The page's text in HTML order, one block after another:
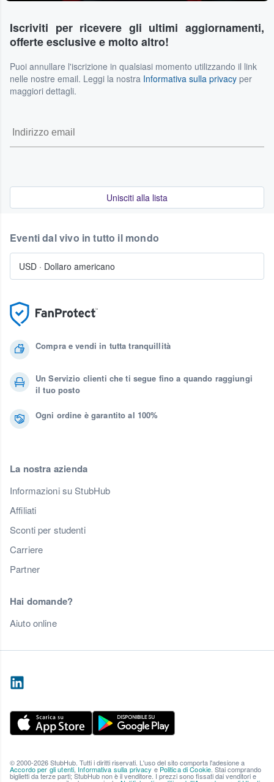
Iscriviti per ricevere gli ultimi aggiornamenti,
offerte esclusive e molto altro!
Puoi annullare l'iscrizione in qualsiasi momento utilizzando il link
nelle nostre email. Leggi la nostra Informativa sulla privacy per
maggiori dettagli.
Unisciti alla lista
Compra e vendi in tutta tranquillità
Un Servizio clienti che ti segue fino a quando raggiungi
il tuo posto
Ogni ordine è garantito al 100%
La nostra azienda
Informazioni su StubHub
Affiliati
Sconti per studenti
Carriere
Partner
Hai domande?
Aiuto online
Eventi dal vivo in tutto il mondo
USD · Dollaro americano
© 2000-2026 StubHub. Tutti i diritti riservati. L'uso del sito comporta l'adesione a
Accordo per gli utenti, Informativa sulla privacy e Politica di Cookie. Stai comprando
biglietti da terze parti; StubHub non è il venditore. I prezzi sono fissati dai venditori e